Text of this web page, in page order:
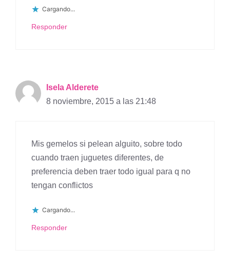
Cargando...
Responder
Isela Alderete
8 noviembre, 2015 a las 21:48
Mis gemelos si pelean alguito, sobre todo
cuando traen juguetes diferentes, de
preferencia deben traer todo igual para q no
tengan conflictos
Cargando...
Responder